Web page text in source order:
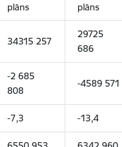
plāns
plāns
34315 257
29725
686
-2 685
808
-4589 571
-7,3 -13,4